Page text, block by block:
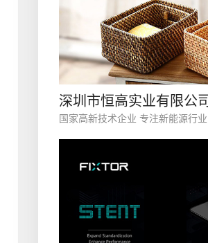
深圳市恒高实业有限公司
国家高新技术企业 专注新能源行业